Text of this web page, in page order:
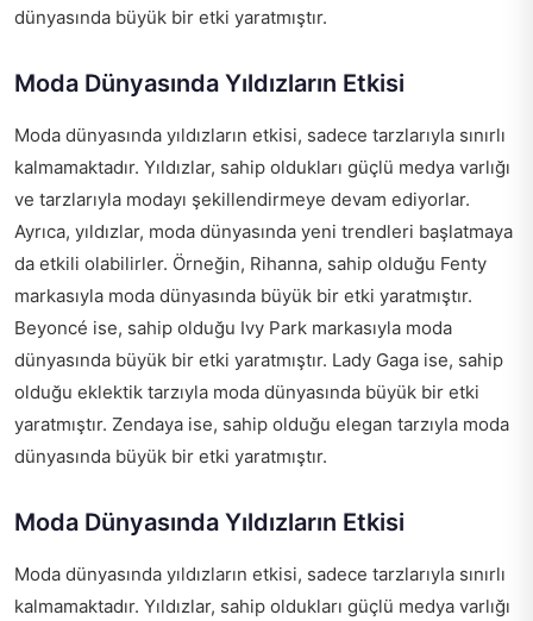
dünyasında büyük bir etki yaratmıştır.
Moda Dünyasında Yıldızların Etkisi
Moda dünyasında yıldızların etkisi, sadece tarzlarıyla sınırlı
kalmamaktadır. Yıldızlar, sahip oldukları güçlü medya varlığı
ve tarzlarıyla modayı şekillendirmeye devam ediyorlar.
Ayrıca, yıldızlar, moda dünyasında yeni trendleri başlatmaya
da etkili olabilirler. Örneğin, Rihanna, sahip olduğu Fenty
markasıyla moda dünyasında büyük bir etki yaratmıştır.
Beyoncé ise, sahip olduğu Ivy Park markasıyla moda
dünyasında büyük bir etki yaratmıştır. Lady Gaga ise, sahip
olduğu eklektik tarzıyla moda dünyasında büyük bir etki
yaratmıştır. Zendaya ise, sahip olduğu elegan tarzıyla moda
dünyasında büyük bir etki yaratmıştır.
Moda Dünyasında Yıldızların Etkisi
Moda dünyasında yıldızların etkisi, sadece tarzlarıyla sınırlı
kalmamaktadır. Yıldızlar, sahip oldukları güçlü medya varlığı